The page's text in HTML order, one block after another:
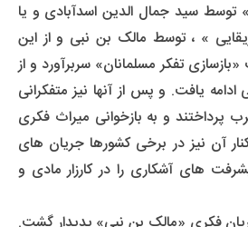
توسط سید جمال الدین اسدآبادی و یا
» ، توسط مالک بن نبی و از این
تفکر مسلمانان» سربرآورد و از
ادامه یافت. و پس از آنها نیز متفکرانی
پرداختند و به بازخوانی میراث فکری
آن نیز در برخی کشورها جریان های
های آشکاری را در کارزار مادی و